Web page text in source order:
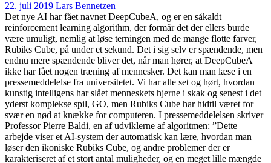
22. juli 2019 Lars Bennetzen
Det nye AI har fået navnet DeepCubeA, og er en såkaldt
reinforcement learning algorithm, der formår det der ellers burde
være umuligt, nemlig at løse terningen med de mange flotte farver,
Rubiks Cube, på under et sekund. Det i sig selv er spændende, men
endnu mere spændende bliver det, når man hører, at DeepCubeA
ikke har fået nogen træning af mennesker. Det kan man læse i en
pressemeddelelse fra universitetet. Vi har alle set og hørt, hvordan
kunstig intelligens har slået menneskets hjerne i skak og senest i det
yderst komplekse spil, GO, men Rubiks Cube har hidtil været for
svær en nød at knække for computeren. I pressemeddelelsen skriver
Professor Pierre Baldi, en af udviklerne af algoritmen: ”Dette
arbejde viser et AI-system der automatisk kan lære, hvordan man
løser den ikoniske Rubiks Cube, og andre problemer der er
karakteriseret af et stort antal muligheder, og en meget lille mængde